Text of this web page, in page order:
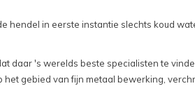
hendel in eerste instantie slechts koud
daar 's werelds beste specialisten te
gebied van fijn metaal bewerking,